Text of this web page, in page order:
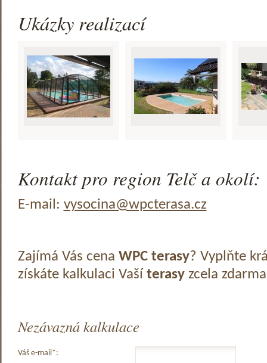
Ukázky realizací
Kontakt pro region Telč a okolí:
E-mail: vysocina@wpcterasa.cz
Zajímá Vás cena WPC terasy? Vyplňte
získáte kalkulaci Vaší terasyzcela
Nezávazná kalkulace
Váš e-mail*: